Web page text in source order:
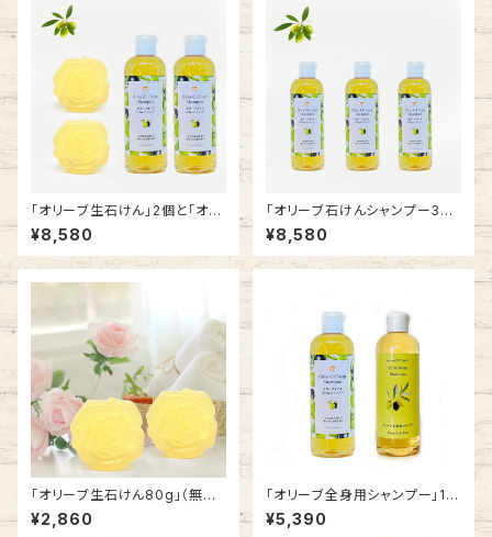
「オリーブ生石けん」2個と「オリ
ーブ石けんシャンプー」2本のセ
ット商品
¥8,580
「オリーブ石けんシャンプー3本
セット」
¥8,580
「オリーブ生石けん80g」（無添
加）バラの形２個セット
¥2,860
「オリーブ全身用シャンプー」1本
と「オリーブ石けんシャンプー」1
本のセット商品
¥5,390